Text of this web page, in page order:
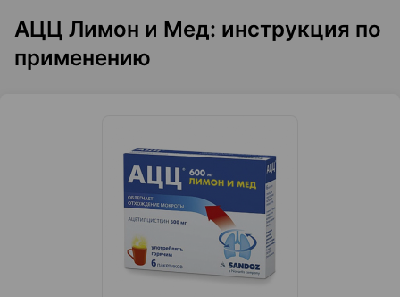
АЦЦ Лимон и Мед: инструкция по
применению